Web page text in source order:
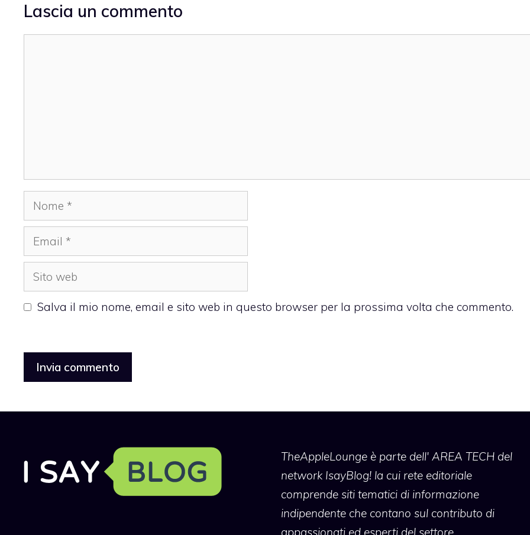
Lascia un commento
Nome
Email
Sito
web
Salva il mio nome, email e sito web in questo browser per la prossima volta che commento.
TheAppleLoungeè parte dell' AREA TECH del
network IsayBlog! la cui rete editoriale
comprende siti tematici di informazione
indipendente che contano sul contributo di
appassionati ed esperti del settore.